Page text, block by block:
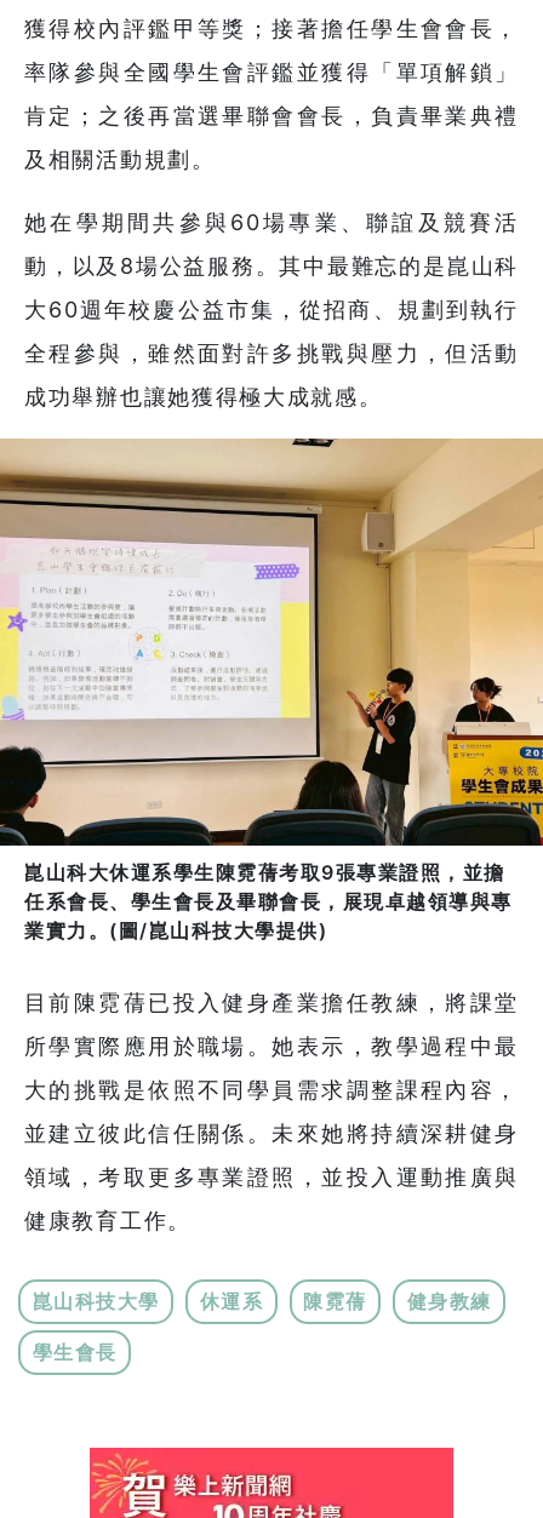
獲得校內評鑑甲等獎；接著擔任學生會會長，
率隊參與全國學生會評鑑並獲得「單項解鎖」
肯定；之後再當選畢聯會會長，負責畢業典禮
及相關活動規劃。
她在學期間共參與60場專業、聯誼及競賽活
動，以及8場公益服務。其中最難忘的是崑山科
大60週年校慶公益市集，從招商、規劃到執行
全程參與，雖然面對許多挑戰與壓力，但活動
成功舉辦也讓她獲得極大成就感。
崑山科大休運系學生陳霓蒨考取9張專業證照，並擔
任系會長、學生會長及畢聯會長，展現卓越領導與專
業實力。(圖/崑山科技大學提供)
目前陳霓蒨已投入健身產業擔任教練，將課堂
所學實際應用於職場。她表示，教學過程中最
大的挑戰是依照不同學員需求調整課程內容，
並建立彼此信任關係。未來她將持續深耕健身
領域，考取更多專業證照，並投入運動推廣與
健康教育工作。
崑山科技大學 休運系 陳霓蒨 健身教練
學生會長